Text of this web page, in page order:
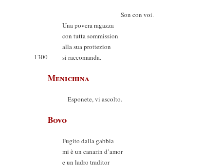
Son con voi.
Una povera ragazza
con tutta sommission
alla sua prottezion
1300
si raccomanda.
Menichina
Esponete, vi ascolto.
Bovo
Fugito dalla gabbia
mi è un canarin d’amor
e un ladro traditor